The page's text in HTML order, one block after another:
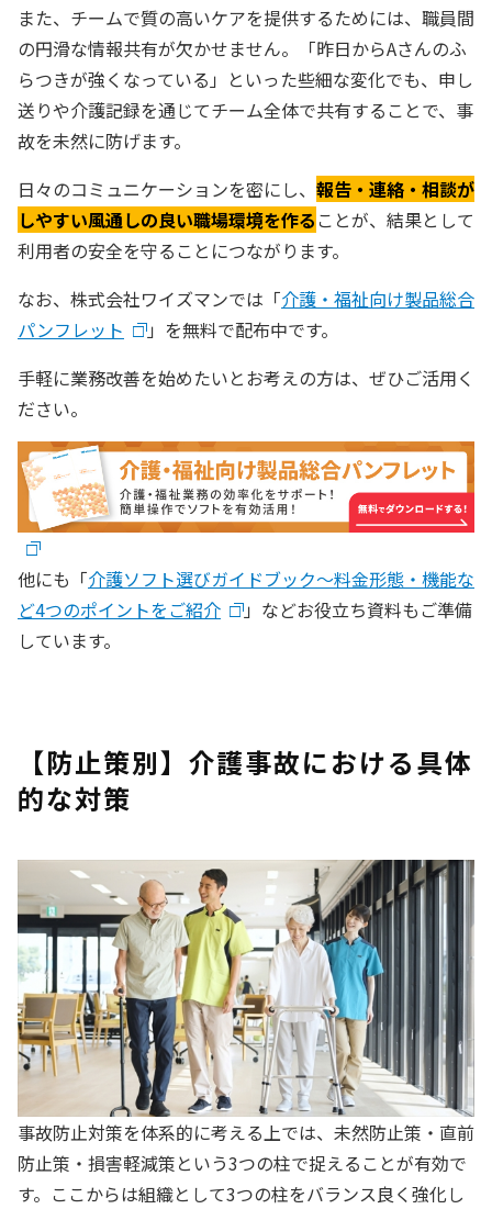
また、チームで質の高いケアを提供するためには、職員間
の円滑な情報共有が欠かせません。「昨日からAさんのふ
らつきが強くなっている」といった些細な変化でも、申し
送りや介護記録を通じてチーム全体で共有することで、事
故を未然に防げます。
日々のコミュニケーションを密にし、 報告・連絡・相談が
しやすい風通しの良い職場環境を作る ことが、結果として
利用者の安全を守ることにつながります。
なお、株式会社ワイズマンでは「介護・福祉向け製品総合
パンフレット
」を無料で配布中です。
手軽に業務改善を始めたいとお考えの方は、ぜひご活用く
ださい。
他にも「介護ソフト選びガイドブック〜料金形態・機能な
ど4つのポイントをご紹介
」などお役立ち資料もご準備
しています。
【防止策別】介護事故における具体
的な対策
事故防止対策を体系的に考える上では、未然防止策・直前
防止策・損害軽減策という3つの柱で捉えることが有効で
す。ここからは組織として3つの柱をバランス良く強化し